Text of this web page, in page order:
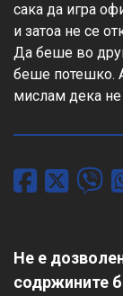
сака да игра
и затоа не се
Да беше во
беше потешко.
мислам дека
Не е
содржините